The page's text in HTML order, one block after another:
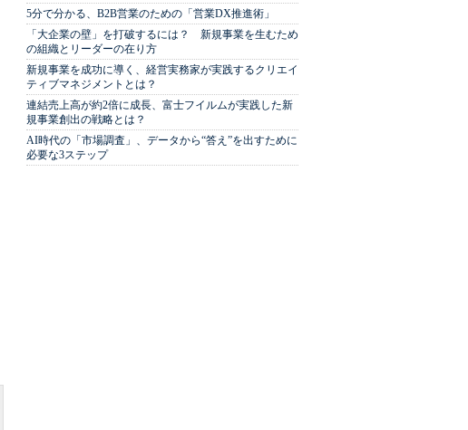
5分で分かる、B2B営業のための「営業DX推進術」
「大企業の壁」を打破するには？ 新規事業を生むため
の組織とリーダーの在り方
新規事業を成功に導く、経営実務家が実践するクリエイ
ティブマネジメントとは？
連結売上高が約2倍に成長、富士フイルムが実践した新
規事業創出の戦略とは？
AI時代の「市場調査」、データから“答え”を出すために
必要な3ステップ